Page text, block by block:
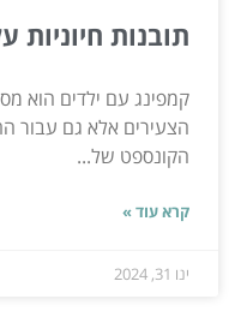
תובנות חיוניות
קמפינג עם ילדים הוא
הצעירים אלא גם עבור
הקונספט של...
קרא עוד »
ינו 31, 2024